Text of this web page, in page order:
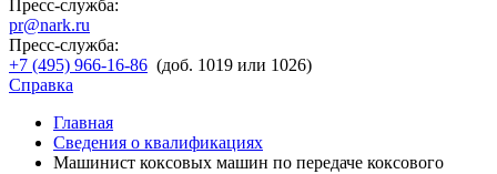
Пресс-служба:
pr@nark.ru
Пресс-служба:
+7 (495) 966-16-86 (доб. 1019 или 1026)
Справка
Главная
Сведения о квалификациях
Машинист коксовых машин по передаче коксового